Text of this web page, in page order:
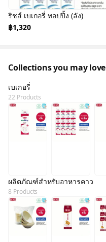
ริชส์ เบเกอรี่ ทอปปิ้ง (ลัง)
฿1,320
Collections you may love
เบเกอรี่
22 Products
ผลิตภัณฑ์สำหรับอาหารคาว
8 Products